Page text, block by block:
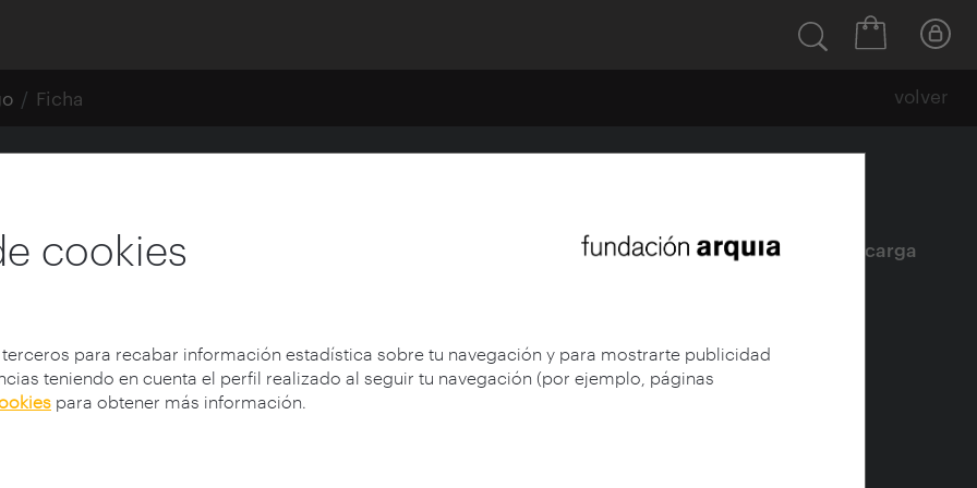
cookies
para recabar información estadística sobre tu navegación y para mostrarte publicidad
teniendo en cuenta el perfil realizado al seguir tu navegación (por ejemplo, páginas
para obtener más información.
Ficha volver
Ficha| Descarga